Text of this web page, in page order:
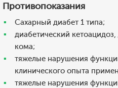
Противопоказания
Сахарный диабет 1 типа;
диабетический
кома;
тяжелые нарушения
клинического опыта
тяжелые нарушения